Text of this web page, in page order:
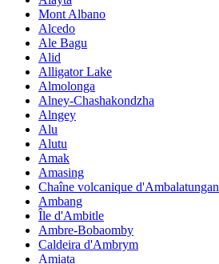
Mont Albano
Alcedo
Ale Bagu
Alid
Alligator Lake
Almolonga
Alney-Chashakondzha
Alngey
Alu
Alutu
Amak
Amasing
Chaîne volcanique d'Ambalatungan
Ambang
Île d'Ambitle
Ambre-Bobaomby
Caldeira d'Ambrym
Amiata